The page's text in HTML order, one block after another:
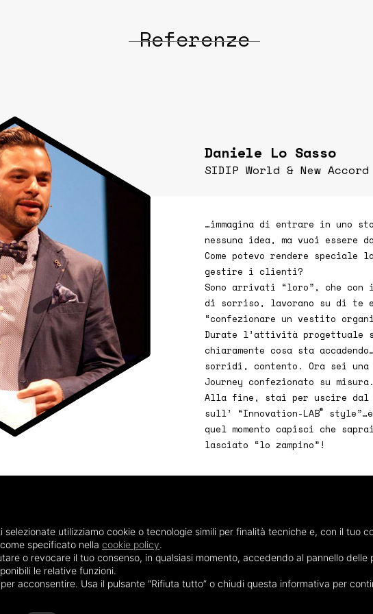
Referenze
Daniele Lo Sasso
SIDIP World & New Accord
…immagina di entrare in uno
nessuna idea, ma vuoi essere
Come potevo rendere speciale
gestire i clienti?
Sono arrivati “loro”, che
di sorriso, lavorano su di te
“confezionare un vestito
Durate l’attività progettuale
chiaramente cosa sta
sorridi, contento. Ora sei una
Journey confezionato su misura.
Alla fine, stai per uscire dal
sull’ “Innovation-LAB®
quel momento capisci che
lasciato “lo zampino”!
utilizziamo cookie o tecnologie simili per finalità tecniche e, con il tuo
come specificato nella cookie policy.
o revocare il tuo consenso, in qualsiasi momento, accedendo al pannello delle
le relative funzioni.
acconsentire. Usa il pulsante “Rifiuta tutto” o chiudi questa informativa per